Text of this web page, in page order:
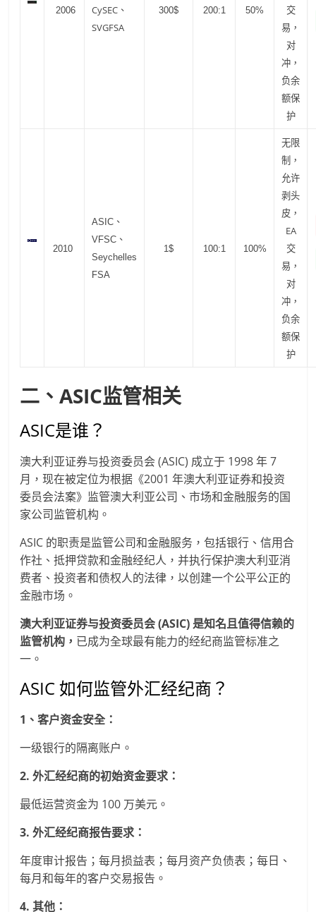
2006
CySEC、
SVGFSA
300$ 200:1 50%
交
易，
对
冲，
负余
额保
护
2010
ASIC、
VFSC、
Seychelles
FSA
1$ 100:1 100%
无限
制，
允许
剥头
皮，
EA
交
易，
对
冲，
负余
额保
护
二、ASIC监管相关
ASIC是谁？
澳大利亚证券与投资委员会 (ASIC) 成立于 1998 年 7
月，现在被定位为根据《2001 年澳大利亚证券和投资
委员会法案》监管澳大利亚公司、市场和金融服务的国
家公司监管机构。
ASIC 的职责是监管公司和金融服务，包括银行、信用合
作社、抵押贷款和金融经纪人，并执行保护澳大利亚消
费者、投资者和债权人的法律，以创建一个公平公正的
金融市场。
澳大利亚证券与投资委员会 (ASIC) 是知名且值得信赖的
监管机构， 已成为全球最有能力的经纪商监管标准之
一。
ASIC 如何监管外汇经纪商？
1、客户资金安全：
一级银行的隔离账户。
2. 外汇经纪商的初始资金要求：
最低运营资金为 100 万美元。
3. 外汇经纪商报告要求：
年度审计报告；每月损益表；每月资产负债表；每日、
每月和每年的客户交易报告。
4. 其他：